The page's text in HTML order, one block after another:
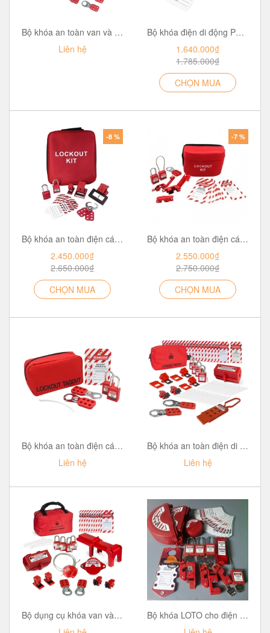
Bộ khóa an toàn van và điện kết hợp PROLOCKEY LG03
Liên hệ
Bộ khóa điện di động PROLOCKEY LG04
1.640.000₫
1.785.000₫
CHỌN MUA
Bộ khóa an toàn điện cá nhân PROLOCKEY LG31
2.450.000₫
2.650.000₫
-8 %
CHỌN MUA
Bộ khóa an toàn điện cá nhân PROLOCKEY LG41
2.550.000₫
2.750.000₫
-7 %
CHỌN MUA
Bộ khóa an toàn điện cá nhân PROLOCKEY LG51
Liên hệ
Bộ khóa an toàn điện di động PROLOCKEY LG5134EP38SKA
Liên hệ
Bộ dụng cụ khóa van và điện PROLOCKEY LG5125EVP38SKA
Bộ khóa LOTO cho điện và van PROLOCKEY TK-0422